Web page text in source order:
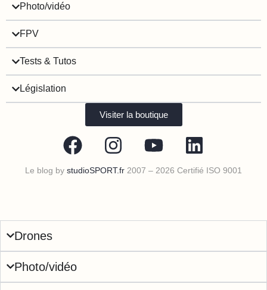
Photo/vidéo
FPV
Tests & Tutos
Législation
Visiter la boutique
Le blog by studioSPORT.fr 2007 – 2026 Certifié ISO 9001
Drones
Photo/vidéo